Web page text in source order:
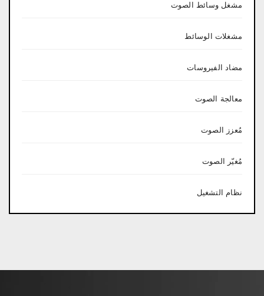
مشغل وسائط الصوت
مشغلات الوسائط
مضاد الفيروسات
معالجة الصوت
مُعزز الصوت
مُغيّر الصوت
نظام التشغيل